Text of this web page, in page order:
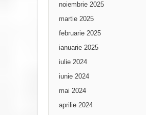
noiembrie 2025
martie 2025
februarie 2025
ianuarie 2025
iulie 2024
iunie 2024
mai 2024
aprilie 2024